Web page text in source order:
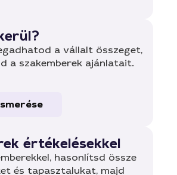
a vállalt összeget,
a szakemberek ajánlatait.
értékelésekkel
hasonlítsd össze
és tapasztalukat, majd